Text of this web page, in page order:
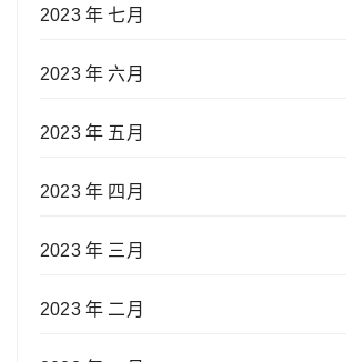
2023 年 七月
2023 年 六月
2023 年 五月
2023 年 四月
2023 年 三月
2023 年 二月